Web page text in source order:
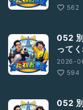
562
052
って
2026-
594
052